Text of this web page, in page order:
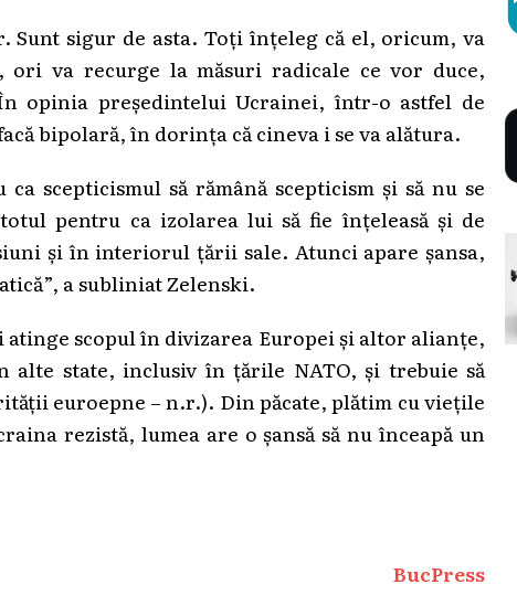
sigur de asta. Toți înțeleg că el, oricum, va
va recurge la măsuri radicale ce vor duce,
opinia președintelui Ucrainei, într-o astfel de
bipolară, în dorința că cineva i se va alătura.
scepticismul să rămână scepticism și să nu se
pentru ca izolarea lui să fie înțeleasă și de
și în interiorul țării sale. Atunci apare șansa,
a subliniat Zelenski.
scopul în divizarea Europei și altor alianțe,
alte state, inclusiv în țările NATO, și trebuie să
euroepne – n.r.). Din păcate, plătim cu viețile
rezistă, lumea are o șansă să nu înceapă un
BucPress